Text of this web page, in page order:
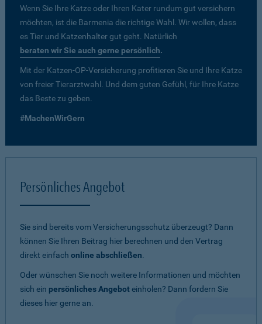
Wenn Sie Ihre Katze oder Ihren Kater rundum gut versichern
möchten, ist die Barmenia die richtige Wahl. Wir wollen, dass
es Tier und Katzenhalter gut geht. Natürlich
beraten wir Sie auch gerne persönlich.
Mit der Katzen-OP-Versicherung profitieren Sie und Ihre Katze
von freier Tierarztwahl. Und dem guten Gefühl, für Ihre Katze
das Beste zu geben.
#MachenWirGern
Persönliches Angebot
Sie sind bereits vom Versicherungsschutz überzeugt? Dann
können Sie Ihren Beitrag hier berechnen und den Vertrag
direkt einfach online abschließen.
Oder wünschen Sie noch weitere Informationen und möchten
sich ein persönliches Angeboteinholen? Dann fordern Sie
dieses hier gerne an.